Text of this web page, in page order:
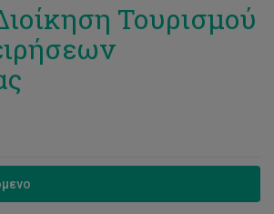
Τουρισμού